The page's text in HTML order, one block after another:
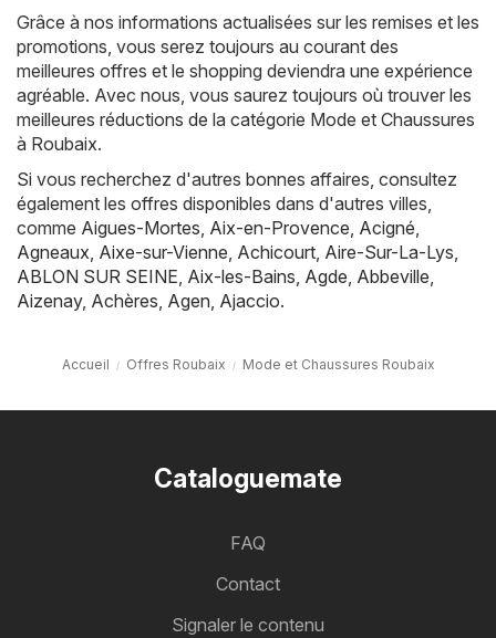
Grâce à nos informations actualisées sur les remises et les
promotions, vous serez toujours au courant des
meilleures offres et le shopping deviendra une expérience
agréable. Avec nous, vous saurez toujours où trouver les
meilleures réductions de la catégorie Mode et Chaussures
à Roubaix.
Si vous recherchez d'autres bonnes affaires, consultez
également les offres disponibles dans d'autres villes,
comme Aigues-Mortes, Aix-en-Provence, Acigné,
Agneaux, Aixe-sur-Vienne, Achicourt, Aire-Sur-La-Lys,
ABLON SUR SEINE, Aix-les-Bains, Agde, Abbeville,
Aizenay, Achères, Agen, Ajaccio.
Accueil Offres Roubaix Mode et Chaussures Roubaix
Cataloguemate
FAQ
Contact
Signaler le contenu